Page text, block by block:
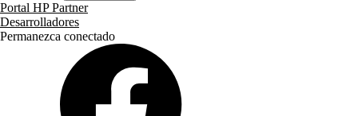
Portal HP Partner
Desarrolladores
Permanezca conectado